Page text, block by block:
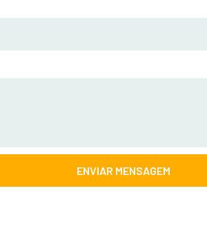
ENVIAR MENSAGEM